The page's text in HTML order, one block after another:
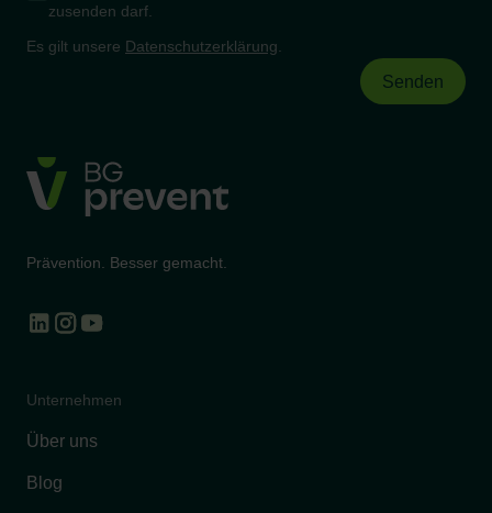
zusenden darf.
Es gilt unsere Datenschutzerklärung
Prävention. Besser gemacht.
Unternehmen
Über uns
Blog